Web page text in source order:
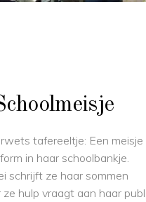
tafereeltje: Een meisje
in haar schoolbankje.
schrijft ze haar sommen
hulp vraagt aan haar